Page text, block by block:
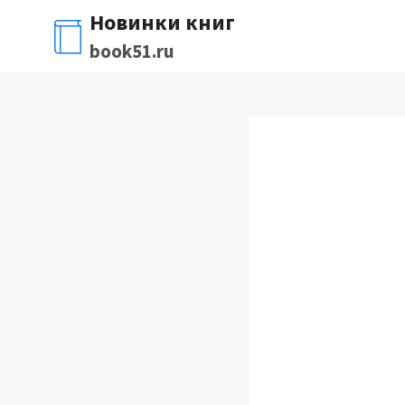
содержимому
Новинки книг
book51.ru